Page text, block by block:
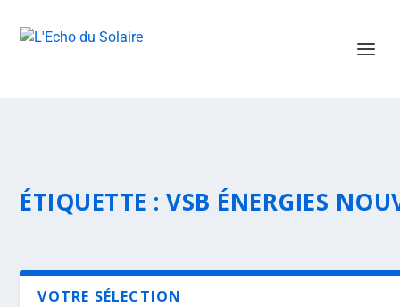
ÉTIQUETTE :VSB ÉNERGIES
VOTRE SÉLECTION